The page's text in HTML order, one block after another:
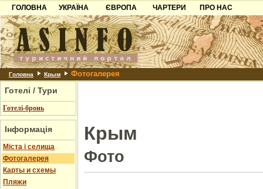
ГОЛОВНА
УКРАЇНА
Карпати
Азов
Причорноморря
Шацьк
ЄВРОПА
Чорногорія
Хорватія
Болгарія
Албанія
ЧАРТЕРИ
ПРО НАС
Контакти
Партнерам
Додати готель
Головна Крым Фотогалерея
Готелі / Тури
Готелі-бронь
Інформація
Міста і селища
Фотогалерея
Карты и схемы
Пляжи
Крым
Фото